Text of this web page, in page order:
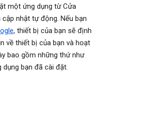
một ứng dụng từ Cửa
nhật tự động. Nếu bạn
, thiết bị của bạn sẽ định
về thiết bị của bạn và hoạt
bao gồm những thứ như
bạn đã cài đặt.